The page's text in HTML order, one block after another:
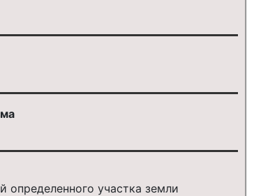
определенного участка земли